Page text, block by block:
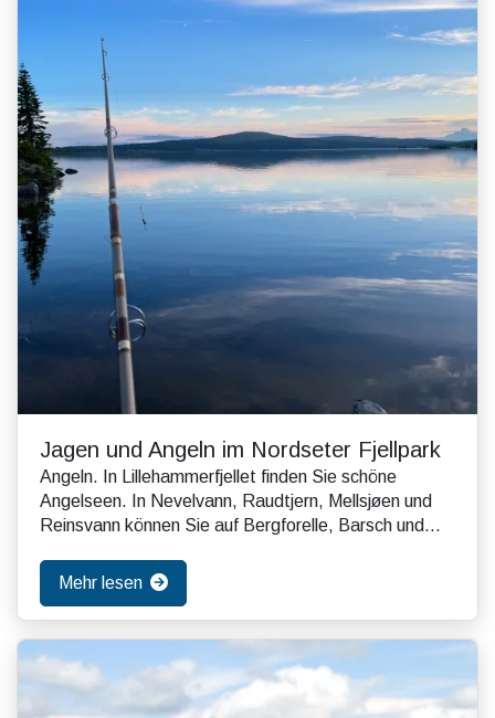
Jagen und Angeln im Nordseter Fjellpark
Angeln. In Lillehammerfjellet finden Sie schöne
Angelseen. In Nevelvann, Raudtjern, Mellsjøen und
Reinsvann können Sie auf Bergforelle, Barsch und
Mehr lesen